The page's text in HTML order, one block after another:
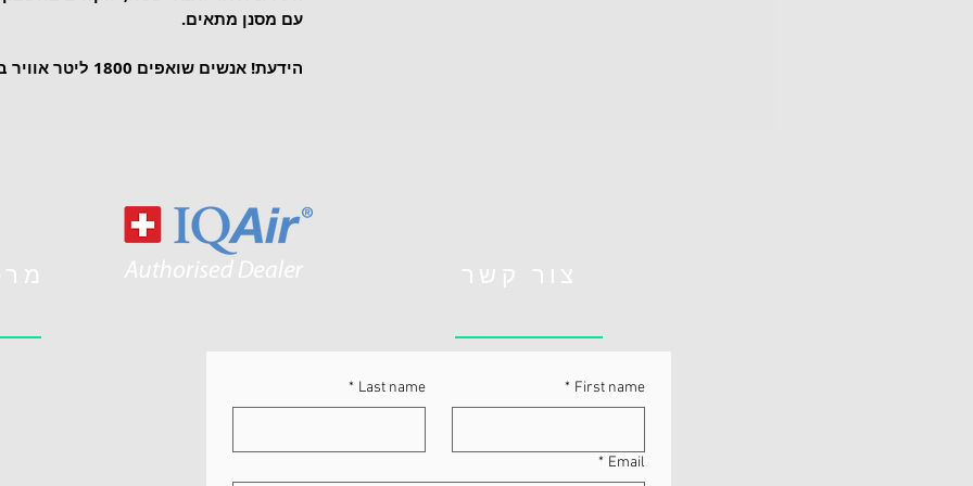
עם מסנן מתאים.
הידעת! אנשים שואפים 1800 ליטר אוויר ביום!
צור קשר
First name
*
Last name
*
Email
*